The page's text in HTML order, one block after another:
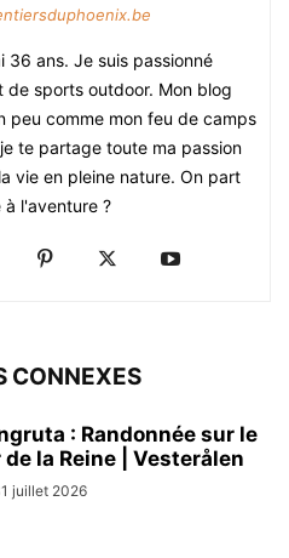
36 ans. Je suis passionné
sports outdoor. Mon blog
peu comme mon feu de camps
te partage toute ma passion
vie en pleine nature. On part
à l'aventure ?
CONNEXES
: Randonnée sur le
la Reine | Vesterålen
juillet 2026